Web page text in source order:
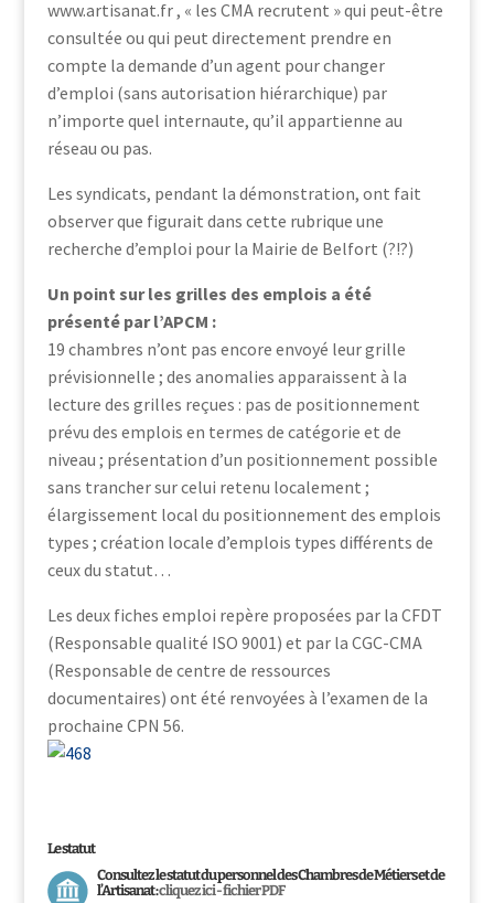
www.artisanat.fr , « les CMA recrutent » qui peut-être
consultée ou qui peut directement prendre en
compte la demande d’un agent pour changer
d’emploi (sans autorisation hiérarchique) par
n’importe quel internaute, qu’il appartienne au
réseau ou pas.
Les syndicats, pendant la démonstration, ont fait
observer que figurait dans cette rubrique une
recherche d’emploi pour la Mairie de Belfort (?!?)
Un point sur les grilles des emplois a été
présenté par l’APCM :
19 chambres n’ont pas encore envoyé leur grille
prévisionnelle ; des anomalies apparaissent à la
lecture des grilles reçues : pas de positionnement
prévu des emplois en termes de catégorie et de
niveau ; présentation d’un positionnement possible
sans trancher sur celui retenu localement ;
élargissement local du positionnement des emplois
types ; création locale d’emplois types différents de
ceux du statut…
Les deux fiches emploi repère proposées par la CFDT
(Responsable qualité ISO 9001) et par la CGC-CMA
(Responsable de centre de ressources
documentaires) ont été renvoyées à l’examen de la
prochaine CPN 56.
Le statut
Consultez le statut du personnel des Chambres de Métiers et de
l’Artisanat :cliquez ici - fichier PDF